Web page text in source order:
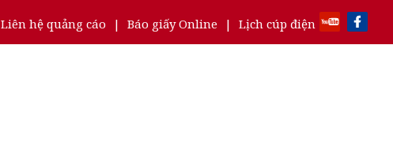
Liên hệ quảng cáo | Báo giấy Online | Lịch cúp điện